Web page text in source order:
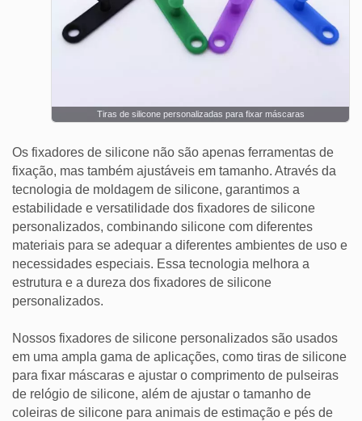
Tiras de silicone personalizadas para fixar máscaras
Os fixadores de silicone não são apenas ferramentas de
fixação, mas também ajustáveis em tamanho. Através da
tecnologia de moldagem de silicone, garantimos a
estabilidade e versatilidade dos fixadores de silicone
personalizados, combinando silicone com diferentes
materiais para se adequar a diferentes ambientes de uso e
necessidades especiais. Essa tecnologia melhora a
estrutura e a dureza dos fixadores de silicone
personalizados.
Nossos fixadores de silicone personalizados são usados
em uma ampla gama de aplicações, como tiras de silicone
para fixar máscaras e ajustar o comprimento de pulseiras
de relógio de silicone, além de ajustar o tamanho de
coleiras de silicone para animais de estimação e pés de